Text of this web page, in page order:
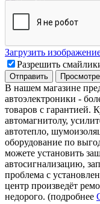
Загрузить
Разрешить
В нашем магазине
автоэлектроники -
товаров с гарантией.
автомагнитолу,
автотепло,
оборудование по
можете установить
автосигнализацию,
проблема с
центр произведёт
недорого. (подробнее